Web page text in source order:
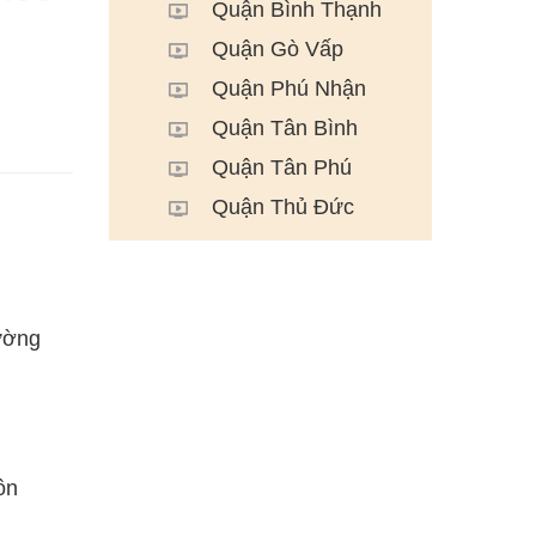
Quận Bình Thạnh
Quận Gò Vấp
Quận Phú Nhận
Quận Tân Bình
Quận Tân Phú
Quận Thủ Đức